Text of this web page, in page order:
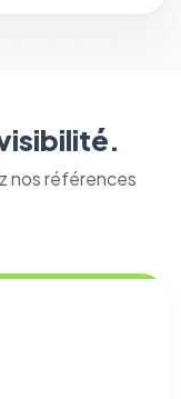
nos références